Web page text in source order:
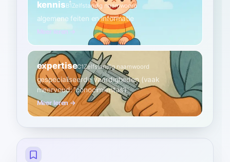
kennisB1Zelfstandig naamwoord
algemene feiten en informatie
Meer leren →
expertiseC1Zelfstandig naamwoord
gespecialiseerde vaardigheden (vaak
meervoud: 'conocimientos')
Meer leren →